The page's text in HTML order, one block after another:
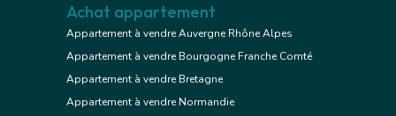
Achat appartement
Appartement à vendre Auvergne Rhône Alpes
Appartement à vendre Bourgogne Franche Comté
Appartement à vendre Bretagne
Appartement à vendre Normandie